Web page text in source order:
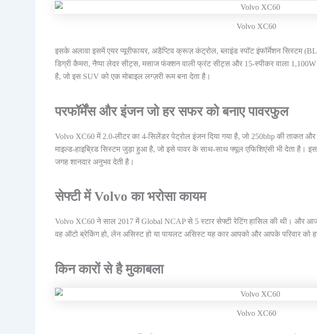
Volvo XC60
इसके अलावा इसमें एयर प्यूरीफायर, अडैप्टिव क्रूज़ कंट्रोल, ब्लाइंड स्पॉट इंफॉर्मेशन सिस्टम
डिग्री कैमरा, नैप्पा लेदर सीट्स, मसाज फंक्शन वाली फ्रंट सीट्स और 15-स्पीकर वाला
है, जो इस SUV को एक मोबाइल लग्ज़री रूम बना देता है।
परफॉर्मेंस और इंजन जो हर सफर को बनाए पावरफुल
Volvo XC60 में 2.0-लीटर का 4-सिलेंडर पेट्रोल इंजन दिया गया है, जो 250bhp की ताकत
माइल्ड-हाइब्रिड सिस्टम जुड़ा हुआ है, जो इसे पावर के साथ-साथ फ्यूल एफिशिएंसी भी देता है।
जगह शानदार अनुभव देती है।
सेफ्टी में Volvo का भरोसा कायम
Volvo XC60 ने साल 2017 में Global NCAP से 5 स्टार सेफ्टी रेटिंग हासिल की थी। और
वह ऑटो ब्रेकिंग हो, लेन असिस्ट हो या पायलट असिस्ट यह कार आपको और आपके परिवार को
किन कारों से है मुकाबला
Volvo XC60